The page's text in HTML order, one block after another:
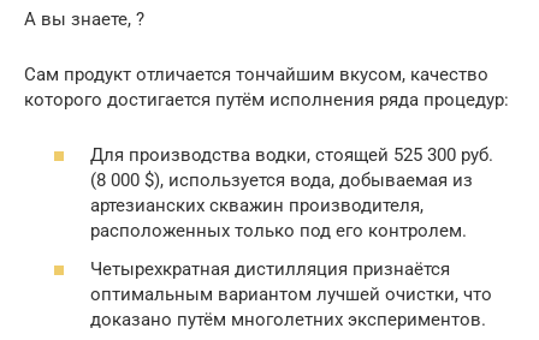
А вы знаете, ?
Сам продукт отличается тончайшим вкусом, качество
которого достигается путём исполнения ряда процедур:
Для производства водки, стоящей 525 300 руб.
(8 000 $), используется вода, добываемая из
артезианских скважин производителя,
расположенных только под его контролем.
Четырехкратная дистилляция признаётся
оптимальным вариантом лучшей очистки, что
доказано путём многолетних экспериментов.